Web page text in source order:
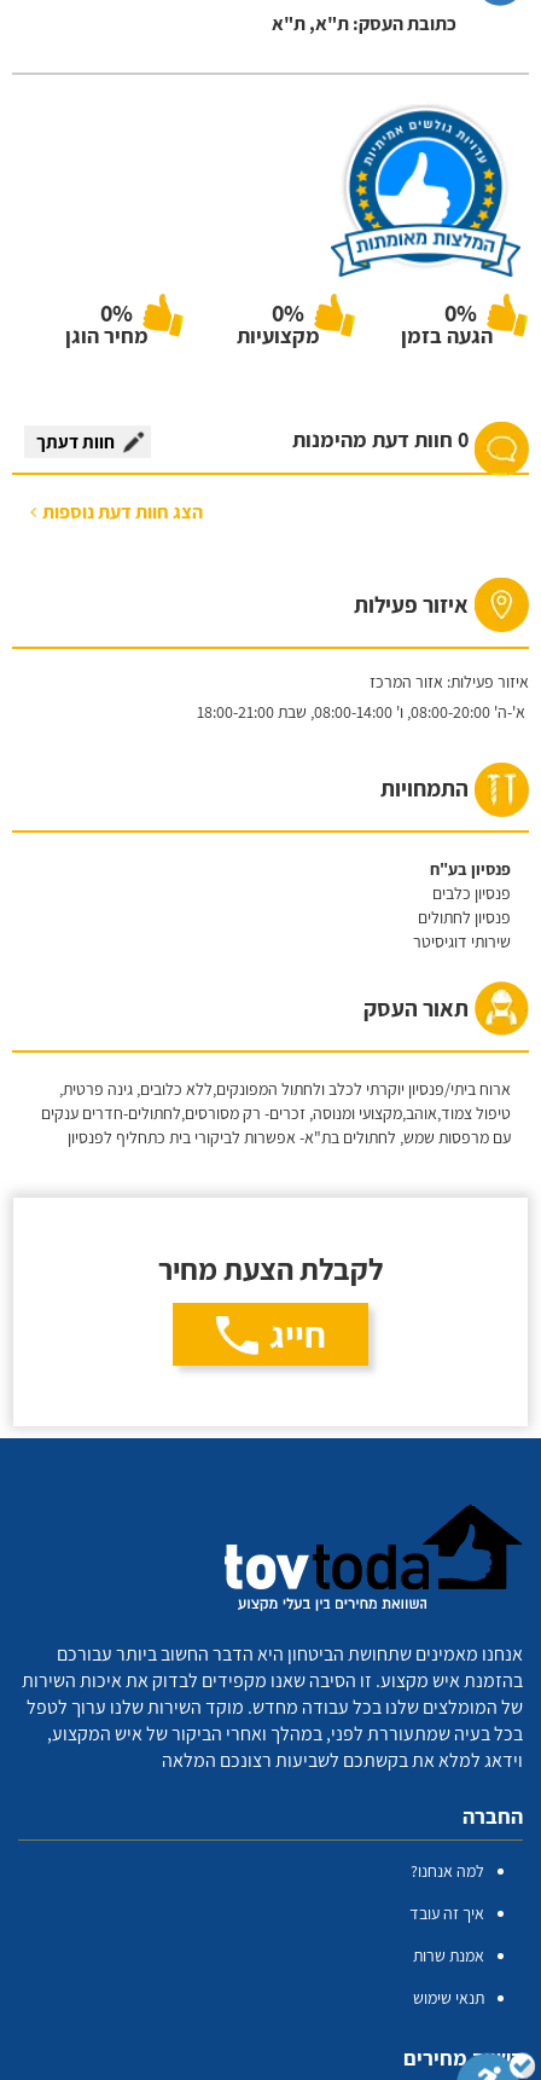
כתובת העסק: ת"א, ת"א
0%
הגעה בזמן
0%
מקצועיות
0%
מחיר הוגן
0 חוות דעת מהימנות חוות דעתך
הצג חוות דעת נוספות
איזור פעילות
איזור פעילות: אזור המרכז
א'-ה'08:00-20:00, ו'08:00-14:00, שבת18:00-21:00
התמחויות
פנסיון בע"ח
פנסיון כלבים
פנסיון לחתולים
שירותי דוגיסיטר
תאור העסק
ארוח ביתי/פנסיון יוקרתי לכלב ולחתול המפונקים,ללא כלובים, גינה פרטית,
טיפול צמוד,אוהב,מקצועי ומנוסה, זכרים- רק מסורסים,לחתולים-חדרים ענקים
עם מרפסות שמש, לחתולים בת"א- אפשרות לביקורי בית כתחליף לפנסיון
לקבלת הצעת מחיר
חייג
אנחנו מאמינים שתחושת הביטחון היא הדבר החשוב ביותר עבורכם
בהזמנת איש מקצוע. זו הסיבה שאנו מקפידים לבדוק את איכות השירות
של המומלצים שלנו בכל עבודה מחדש. מוקד השירות שלנו ערוך לטפל
בכל בעיה שמתעוררת לפני, במהלך ואחרי הביקור של איש המקצוע,
וידאג למלא את בקשתכם לשביעות רצונכם המלאה
החברה
למה אנחנו?
איך זה עובד
אמנת שרות
תנאי שימוש
השווה מחירים